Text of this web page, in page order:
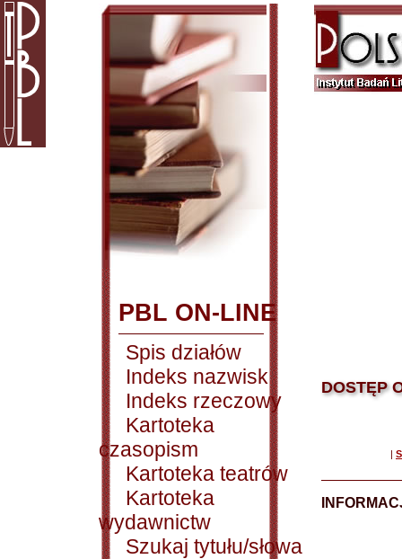
PBL ON-LINE
Spis działów
Indeks nazwisk
Indeks rzeczowy
Kartoteka
czasopism
Kartoteka teatrów
Kartoteka
wydawnictw
Szukaj tytułu/słowa
DOSTĘP
|